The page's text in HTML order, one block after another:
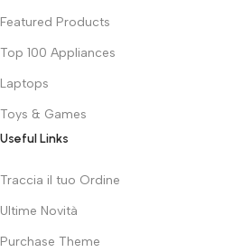
Featured Products
Top 100 Appliances
Laptops
Toys & Games
Useful Links
Traccia il tuo Ordine
Ultime Novità
Purchase Theme